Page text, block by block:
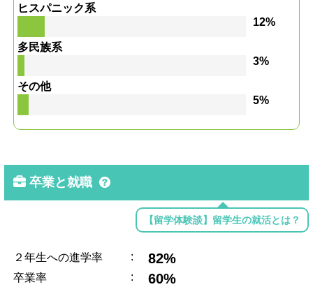
ヒスパニック系
12%
多民族系
3%
その他
5%
卒業と就職
【留学体験談】留学生の就活とは？
２年生への進学率 : 82%
卒業率 : 60%